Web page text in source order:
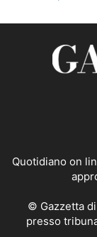
Quotidiano on
© Gazzetta
presso